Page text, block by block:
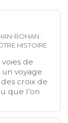
ROHAN :
HISTOIRE
de
un voyage
croix de
que l’on